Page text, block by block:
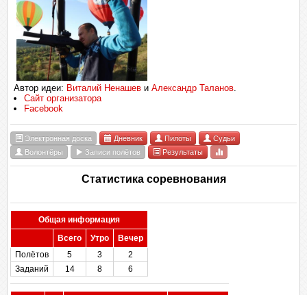
Автор идеи: Виталий Ненашев и Александр Таланов.
Сайт организатора
Facebook
Электронная доска Дневник Пилоты
Судьи
Волонтёры
Записи полётов Результаты
Статистика соревнования
Общая информация
Всего
Утро
Вечер
Полётов
5 3
2
Заданий
14 8 6